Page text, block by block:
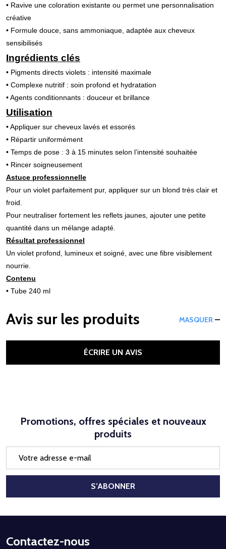
• Ravive une coloration existante ou permet une personnalisation
créative
• Formule douce, sans ammoniaque, adaptée aux cheveux
sensibilisés
Ingrédients clés
• Pigments directs violets : intensité maximale
• Complexe nutritif : soin profond et hydratation
• Agents conditionnants : douceur et brillance
Utilisation
• Appliquer sur cheveux lavés et essorés
• Répartir uniformément
• Temps de pose : 3 à 15 minutes selon l’intensité souhaitée
• Rincer soigneusement
Astuce professionnelle
Pour un violet parfaitement pur, appliquer sur un blond très clair et
froid.
Pour neutraliser fortement les reflets jaunes, ajouter une petite
quantité dans un mélange adapté.
Résultat professionnel
Un violet profond, lumineux et soigné, avec une fibre visiblement
nourrie.
Contenu
• Tube 240 ml
Avis sur les produits MASQUER
ÉCRIRE UN AVIS
Promotions, offres spéciales et nouveaux
produits
mail
S’ABONNER
Début
Contactez-nous